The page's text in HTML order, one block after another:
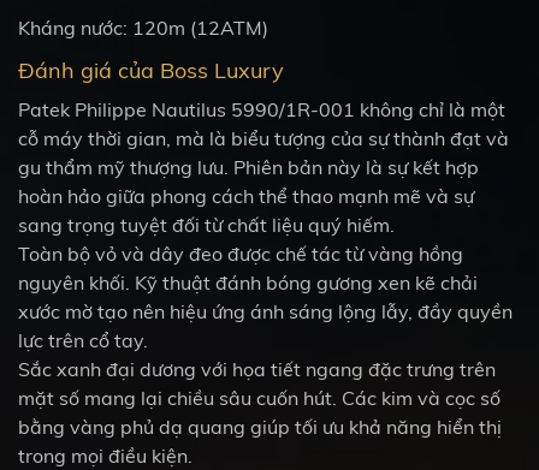
Kháng nước: 120m (12ATM)
Đánh giá của Boss Luxury
Patek Philippe Nautilus 5990/1R-001 không chỉ là một
cỗ máy thời gian, mà là biểu tượng của sự thành đạt và
gu thẩm mỹ thượng lưu. Phiên bản này là sự kết hợp
hoàn hảo giữa phong cách thể thao mạnh mẽ và sự
sang trọng tuyệt đối từ chất liệu quý hiếm.
Toàn bộ vỏ và dây đeo được chế tác từ vàng hồng
nguyên khối. Kỹ thuật đánh bóng gương xen kẽ chải
xước mờ tạo nên hiệu ứng ánh sáng lộng lẫy, đầy quyền
lực trên cổ tay.
Sắc xanh đại dương với họa tiết ngang đặc trưng trên
mặt số mang lại chiều sâu cuốn hút. Các kim và cọc số
bằng vàng phủ dạ quang giúp tối ưu khả năng hiển thị
trong mọi điều kiện.